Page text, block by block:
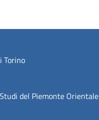
Torino
del Piemonte Orientale